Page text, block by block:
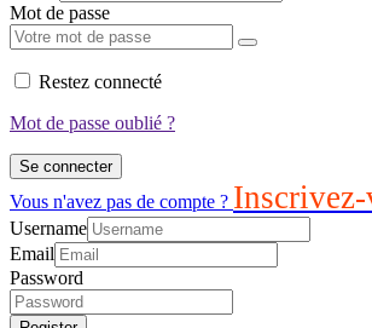
Mot de passe
Restez connecté
Mot de passe oublié ?
Se connecter
Vous n'avez pas de compte ?
Username
Email
Password